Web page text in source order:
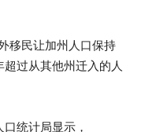
移民让加州人口保持
过从其他州迁入的人
统计局显示，